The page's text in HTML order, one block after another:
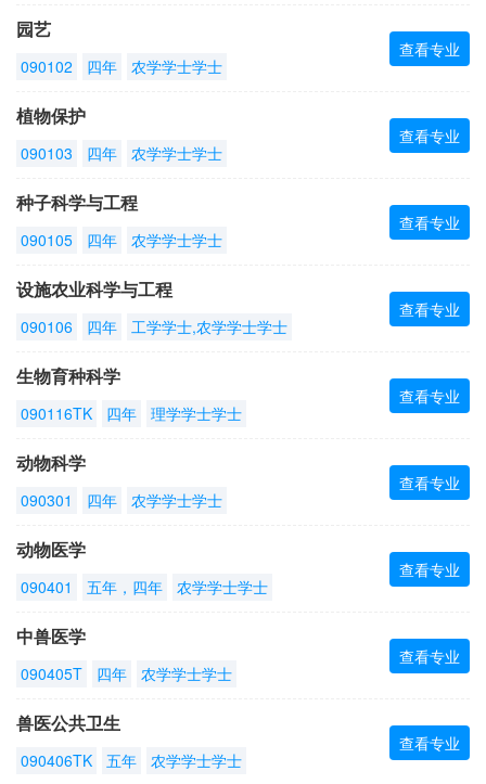
园艺
090102 四年 农学学士学士
查看专业
植物保护
090103 四年 农学学士学士
查看专业
种子科学与工程
090105 四年 农学学士学士
查看专业
设施农业科学与工程
090106 四年 工学学士,农学学士学士
查看专业
生物育种科学
090116TK 四年 理学学士学士
查看专业
动物科学
090301 四年 农学学士学士
查看专业
动物医学
090401 五年，四年 农学学士学士
查看专业
中兽医学
090405T 四年 农学学士学士
查看专业
兽医公共卫生
090406TK 五年 农学学士学士
查看专业